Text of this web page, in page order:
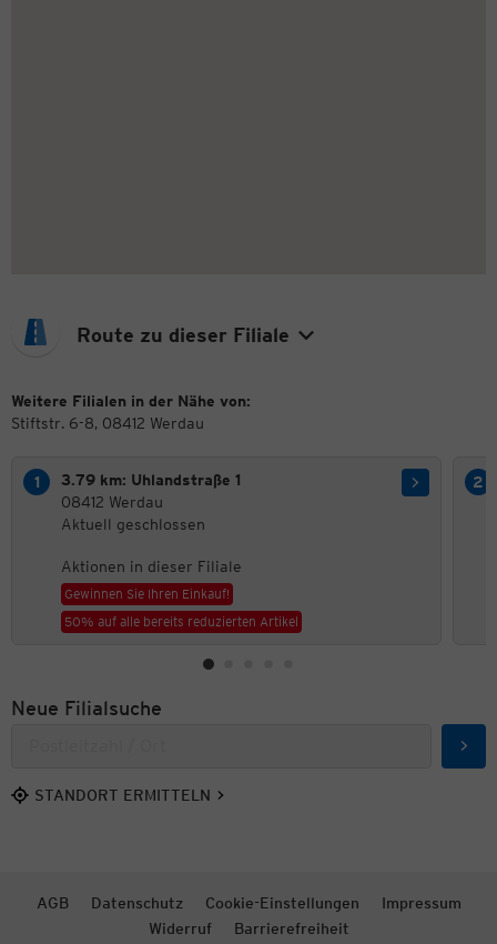
Route zu dieser Filiale
Weitere Filialen in der Nähe von:
Stiftstr. 6-8, 08412 Werdau
3.79 km: Uhlandstraße 1
08412 Werdau
Aktuell geschlossen
Aktionen in dieser Filiale
Gewinnen Sie Ihren Einkauf!
50% auf alle bereits reduzierten Artikel
Neue Filialsuche
STANDORT ERMITTELN
AGB Datenschutz Cookie-Einstellungen
Impressum
Widerruf
Barrierefreiheit